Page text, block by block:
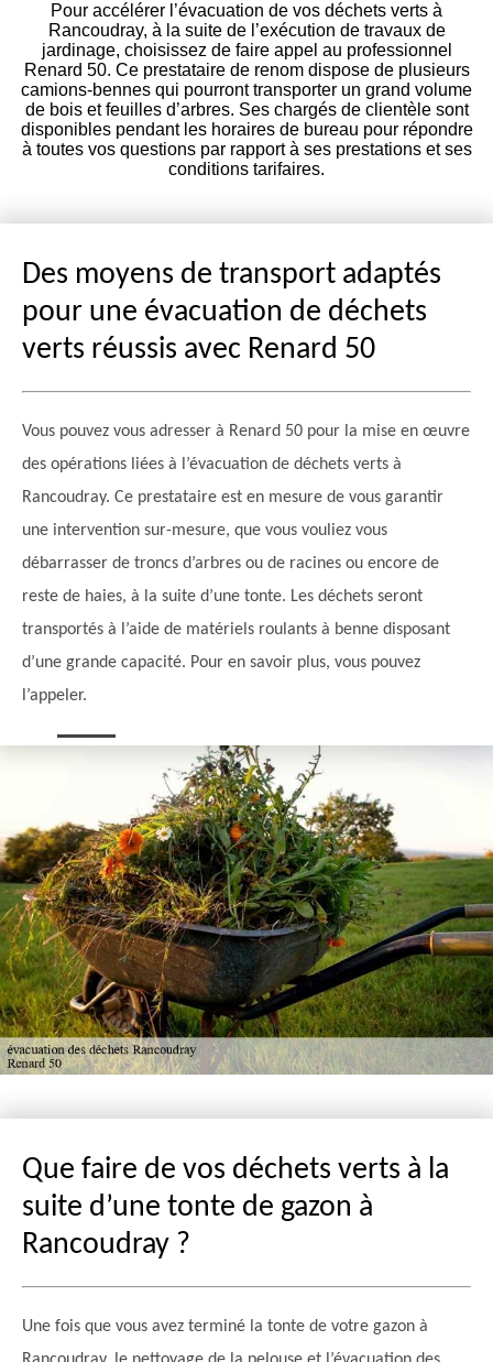
Pour accélérer l’évacuation de vos déchets verts à
Rancoudray, à la suite de l’exécution de travaux de
jardinage, choisissez de faire appel au professionnel
Renard 50. Ce prestataire de renom dispose de plusieurs
camions-bennes qui pourront transporter un grand volume
de bois et feuilles d’arbres. Ses chargés de clientèle sont
disponibles pendant les horaires de bureau pour répondre
à toutes vos questions par rapport à ses prestations et ses
conditions tarifaires.
Des moyens de transport adaptés
pour une évacuation de déchets
verts réussis avec Renard 50
Vous pouvez vous adresser à Renard 50 pour la mise en œuvre
des opérations liées à l’évacuation de déchets verts à
Rancoudray. Ce prestataire est en mesure de vous garantir
une intervention sur-mesure, que vous vouliez vous
débarrasser de troncs d’arbres ou de racines ou encore de
reste de haies, à la suite d’une tonte. Les déchets seront
transportés à l’aide de matériels roulants à benne disposant
d’une grande capacité. Pour en savoir plus, vous pouvez
l’appeler.
Que faire de vos déchets verts à la
suite d’une tonte de gazon à
Rancoudray ?
Une fois que vous avez terminé la tonte de votre gazon à